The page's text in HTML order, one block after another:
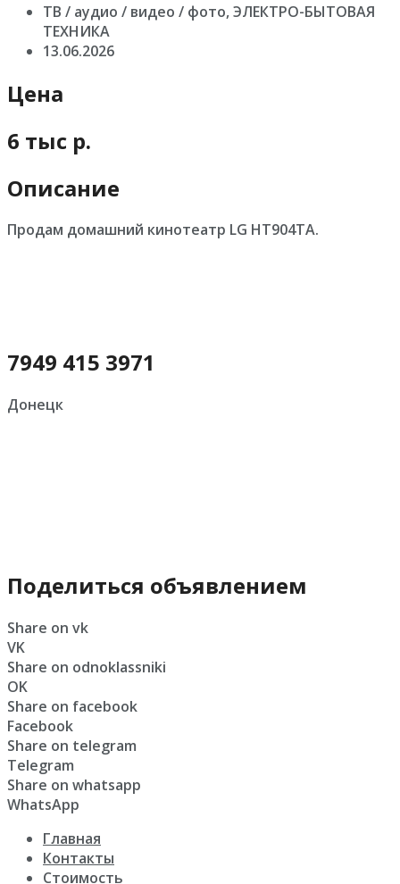
ТВ / аудио / видео / фото, ЭЛЕКТРО-БЫТОВАЯ
ТЕХНИКА
13.06.2026
Цена
6 тыс р.
Описание
Продам домашний кинотеатр LG HT904TA.
7949 415 3971
Донецк
Поделиться объявлением
Share on vk
VK
Share on odnoklassniki
OK
Share on facebook
Facebook
Share on telegram
Telegram
Share on whatsapp
WhatsApp
Главная
Контакты
Стоимость